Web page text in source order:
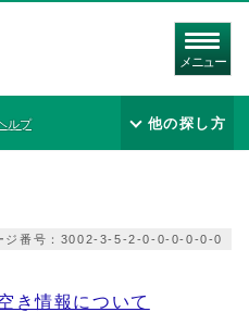
メニュー
ルプ 他の探し方
ジ番号：3002-3-5-2-0-0-0-0-0-0
き情報について